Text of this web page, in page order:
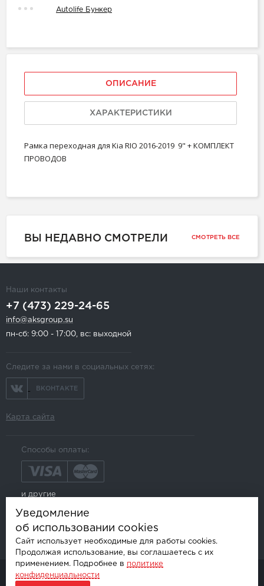
Autolife Бункер
ОПИСАНИЕ
ХАРАКТЕРИСТИКИ
Рамка переходная для Kia RIO 2016-2019 9" + КОМПЛЕКТ
ПРОВОДОВ
ВЫ НЕДАВНО СМОТРЕЛИ СМОТРЕТЬ ВСЕ
Наши контакты
+7 (473) 229-24-65
info@aksgroup.su
пн-сб: 9:00 - 17:00, вс: выходной
Следите за нами в социальных сетях:
ВКОНТАКТЕ
Карта сайта
Способы оплаты:
и другие
© AKSGROUP, 2026.
Уведомление
об использовании cookies
Сайт использует необходимые для работы cookies.
Продолжая использование, вы соглашаетесь с их
применением. Подробнее в политике
конфиденциальности